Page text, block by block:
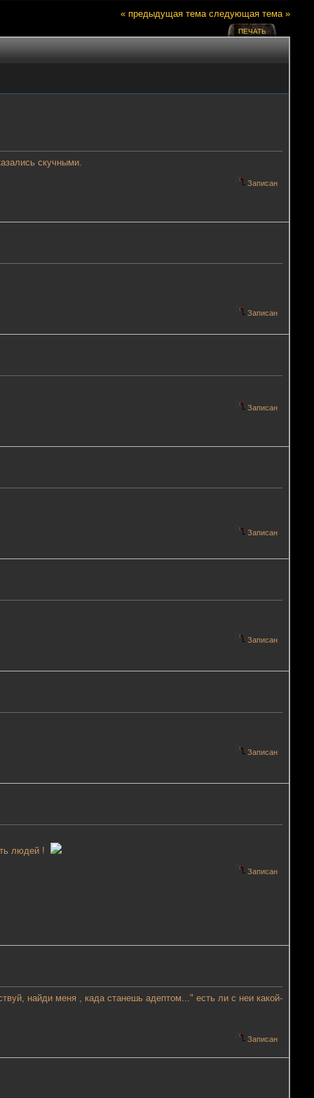
« предыдущая тема следующая тема »
ПЕЧАТЬ
скучными.
Записан
Записан
Записан
Записан
Записан
Записан
людей !
Записан
найди меня , када станешь адептом..." есть ли с неи какой-
Записан